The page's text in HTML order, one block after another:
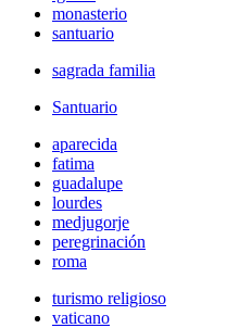
monasterio
santuario
sagrada familia
Santuario
aparecida
fatima
guadalupe
lourdes
medjugorje
peregrinación
roma
turismo religioso
vaticano